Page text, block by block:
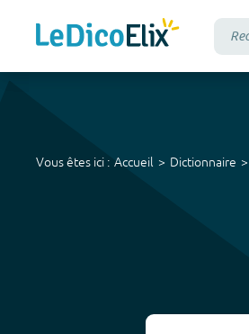
Vous êtes ici : Accueil Dictionnaire